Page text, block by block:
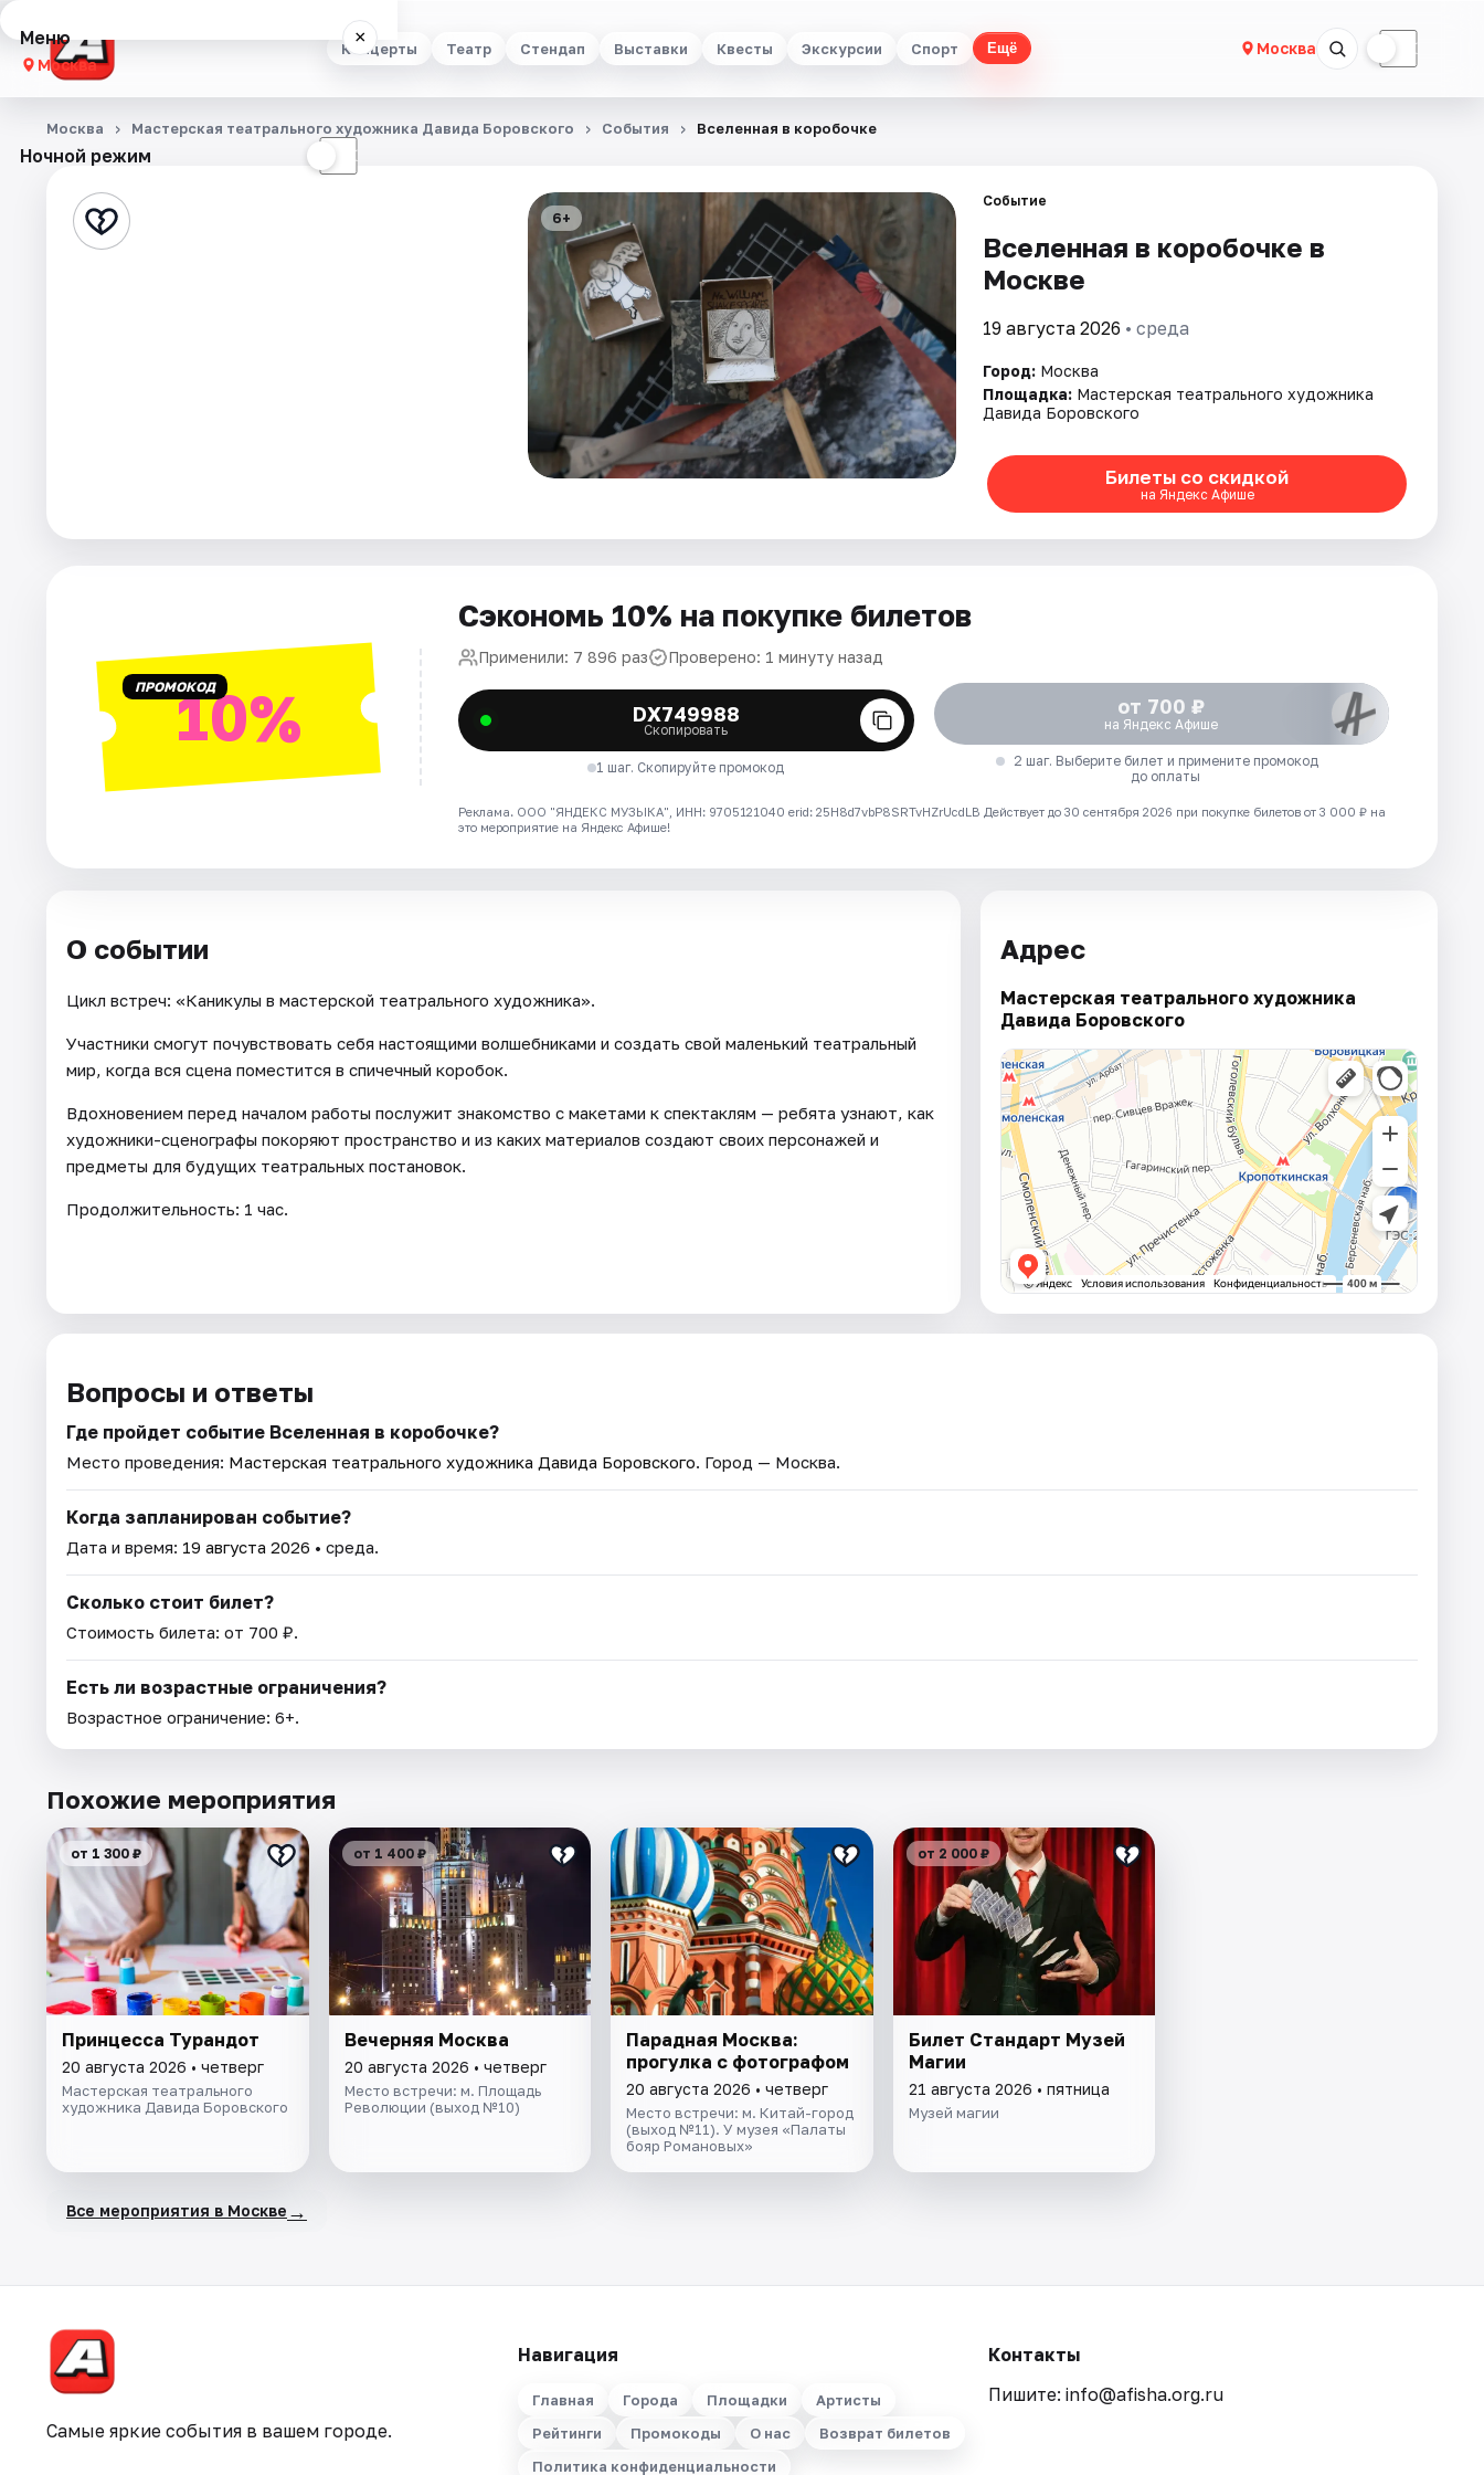
Концерты Театр Стендап Выставки Квесты Экскурсии Спорт Ещё Москва ☾
Меню ×
Москва
Концерты
Стендап
Артисты
Рейтинги
Ночной режим ☾
Москва Мастерская театрального художника Давида Боровского События Вселенная в коробочке
6+
Событие
Вселенная в коробочке в
Москве
19 августа 2026 • среда
Город: Москва
Площадка: Мастерская театрального художника
Давида Боровского
Билеты со скидкой
на Яндекс Афише
ПРОМОКОД10%
Сэкономь 10% на покупке билетов
Применили: 7 896 раз Проверено: 1 минуту назад
DX749988
Скопировать
1 шаг. Скопируйте промокод
от 700 ₽
на Яндекс Афише
2 шаг. Выберите билет и примените промокод
до оплаты
Реклама. ООО "ЯНДЕКС МУЗЫКА", ИНН: 9705121040 erid: 25H8d7vbP8SRTvHZrUcdLB Действует до 30 сентября 2026 при покупке билетов от 3 000 ₽ на
это мероприятие на Яндекс Афише!
О событии
Цикл встреч: «Каникулы в мастерской театрального художника».
Участники смогут почувствовать себя настоящими волшебниками и создать свой маленький театральный
мир, когда вся сцена поместится в спичечный коробок.
Вдохновением перед началом работы послужит знакомство с макетами к спектаклям — ребята узнают, как
художники-сценографы покоряют пространство и из каких материалов создают своих персонажей и
предметы для будущих театральных постановок.
Продолжительность: 1 час.
Адрес
Мастерская театрального художника
Давида Боровского
Вопросы и ответы
Где пройдет событие Вселенная в коробочке?
Место проведения: Мастерская театрального художника Давида Боровского. Город — Москва.
Когда запланирован событие?
Дата и время: 19 августа 2026 • среда.
Сколько стоит билет?
Стоимость билета: от 700 ₽.
Есть ли возрастные ограничения?
Возрастное ограничение: 6+.
Похожие мероприятия
от 1 300 ₽
Принцесса Турандот
20 августа 2026 • четверг
Мастерская театрального
художника Давида Боровского
от 1 400 ₽
Вечерняя Москва
20 августа 2026 • четверг
Место встречи: м. Площадь
Революции (выход №10)
Парадная Москва:
прогулка с фотографом
20 августа 2026 • четверг
Место встречи: м. Китай-город
(выход №11). У музея «Палаты
бояр Романовых»
от 2 000 ₽
Билет Стандарт Музей
Магии
21 августа 2026 • пятница
Музей магии
Все мероприятия в Москве →
Самые яркие события в вашем городе.
Навигация
Главная Города Площадки
Артисты
Рейтинги
Промокоды О нас
Возврат билетов
Политика конфиденциальности
Контакты
Пишите: info@afisha.org.ru